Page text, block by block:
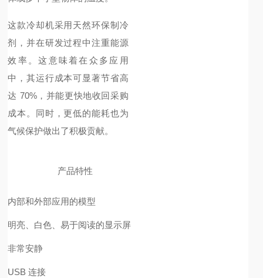
这款冷却机采用天然环保制冷
剂，并在研发过程中注重能源
效率。这意味着在众多应用
中，其运行成本可显著节省高
达 70%，并能更快地收回采购
成本。同时，更低的能耗也为
气候保护做出了积极贡献。
产品特性
内部和外部应用的模型
明亮、白色、易于阅读的显示屏
非常安静
USB 连接